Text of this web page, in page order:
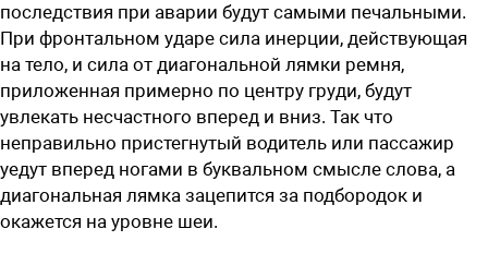
последствия при аварии будут самыми печальными.
При фронтальном ударе сила инерции, действующая
на тело, и сила от диагональной лямки ремня,
приложенная примерно по центру груди, будут
увлекать несчастного вперед и вниз. Так что
неправильно пристегнутый водитель или пассажир
уедут вперед ногами в буквальном смысле слова, а
диагональная лямка зацепится за подбородок и
окажется на уровне шеи.